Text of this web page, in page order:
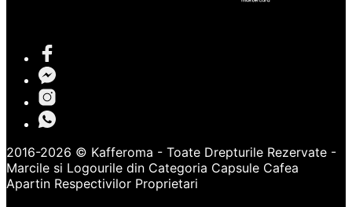
2016-2026 © Kafferoma - Toate Drepturile Rezervate -
Marcile si Logourile din Categoria Capsule Cafea
Apartin Respectivilor Proprietari